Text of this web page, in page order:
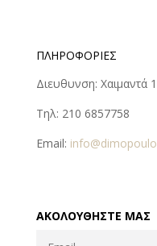
ΠΛΗΡΟΦΟΡΊΕΣ
Διευθυνση: Χαιμαντά
Τηλ: 210 6857758
Email:
ΑΚΟΛΟΥΘΉΣΤΕ ΜΑΣ